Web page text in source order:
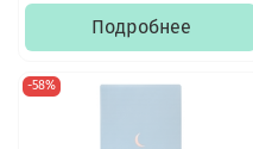
Подробнее
-58%